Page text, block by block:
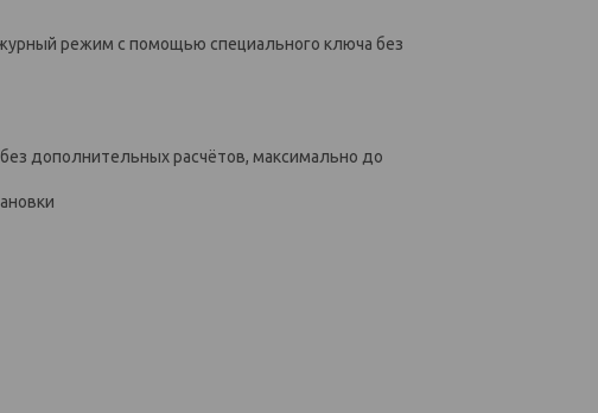
режим с помощью специального ключа без
дополнительных расчётов, максимально до